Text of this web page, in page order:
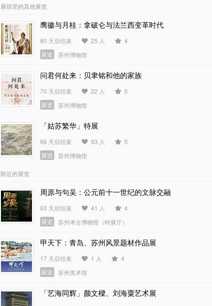
展馆里的其他展览
鹰徽与月桂：拿破仑与法兰西变革时代
80 天后结束 25 人
4
展览
苏州博物馆
问君何处来：贝聿铭和他的家族
70 天后结束 22 人
5
展览
苏州博物馆
「姑苏繁华」特展
66 天后结束 93 人
5
展览
苏州博物馆
附近的展览
周原与句吴：公元前十一世纪的文脉交融
63 天后结束 41 人
4
展览
苏州考古博物馆（特展厅）
甲天下：青岛、苏州风景题材作品展
17 天后结束 1 人
4
展览
苏州美术馆
「艺海同辉」颜文樑、刘海粟艺术展